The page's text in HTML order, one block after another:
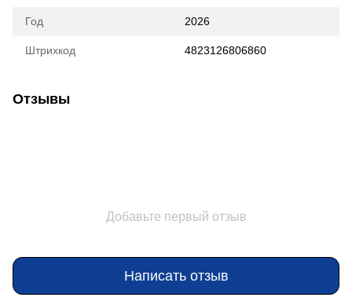
Год 2026
Штрихкод 4823126806860
Отзывы
Добавьте первый отзыв
Написать отзыв